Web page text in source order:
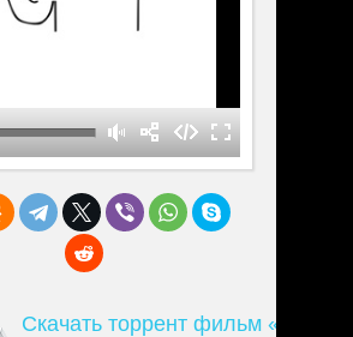
Скачать торрент фильм «25-й